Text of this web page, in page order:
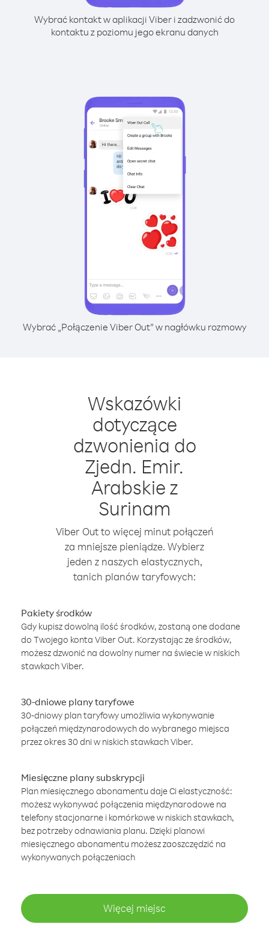
Wybrać kontakt w aplikacji Viber i zadzwonić do
kontaktu z poziomu jego ekranu danych
Wybrać „Połączenie Viber Out” w nagłówku rozmowy
Wskazówki
dotyczące
dzwonienia do
Zjedn. Emir.
Arabskie z
Surinam
Viber Out to więcej minut połączeń
za mniejsze pieniądze. Wybierz
jeden z naszych elastycznych,
tanich planów taryfowych:
Pakiety środków
Gdy kupisz dowolną ilość środków, zostaną one dodane
do Twojego konta Viber Out. Korzystając ze środków,
możesz dzwonić na dowolny numer na świecie w niskich
stawkach Viber.
30-dniowe plany taryfowe
30-dniowy plan taryfowy umożliwia wykonywanie
połączeń międzynarodowych do wybranego miejsca
przez okres 30 dni w niskich stawkach Viber.
Miesięczne plany subskrypcji
Plan miesięcznego abonamentu daje Ci elastyczność:
możesz wykonywać połączenia międzynarodowe na
telefony stacjonarne i komórkowe w niskich stawkach,
bez potrzeby odnawiania planu. Dzięki planowi
miesięcznego abonamentu możesz zaoszczędzić na
wykonywanych połączeniach
Więcej miejsc